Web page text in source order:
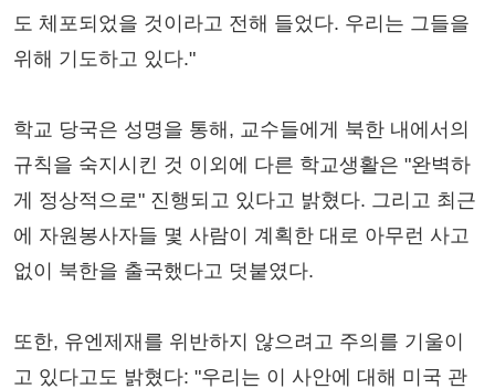
도 체포되었을 것이라고 전해 들었다. 우리는 그들을
위해 기도하고 있다."
학교 당국은 성명을 통해, 교수들에게 북한 내에서의
규칙을 숙지시킨 것 이외에 다른 학교생활은 "완벽하
게 정상적으로" 진행되고 있다고 밝혔다. 그리고 최근
에 자원봉사자들 몇 사람이 계획한 대로 아무런 사고
없이 북한을 출국했다고 덧붙였다.
또한, 유엔제재를 위반하지 않으려고 주의를 기울이
고 있다고도 밝혔다: "우리는 이 사안에 대해 미국 관